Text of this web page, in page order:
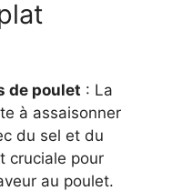
de poulet : La
à assaisonner
du sel et du
cruciale pour
au poulet.